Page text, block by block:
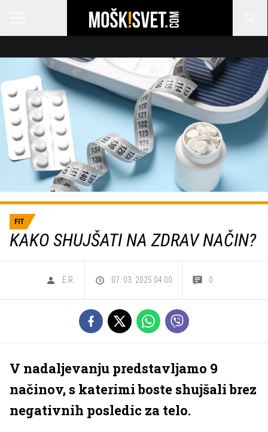
FIT
KAKO SHUJŠATI NA ZDRAV NAČIN?
E.R. 07. 03. 2025 04.00 0
V nadaljevanju predstavljamo 9
načinov, s katerimi boste shujšali brez
negativnih posledic za telo.